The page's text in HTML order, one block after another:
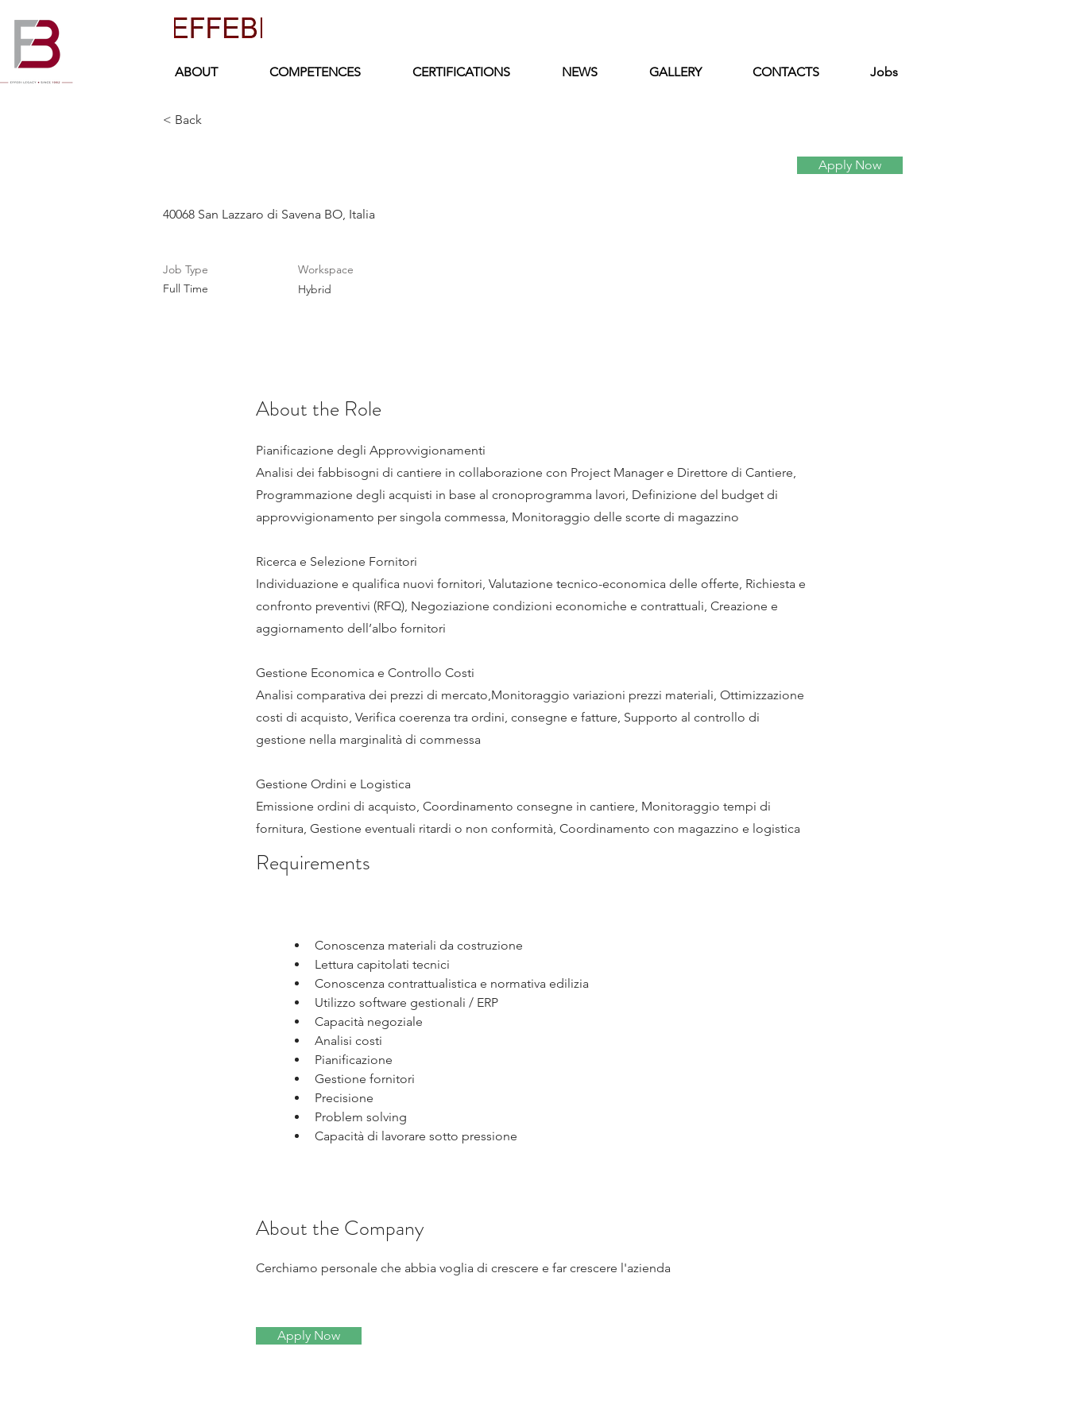
ABOUT COMPETENCES CERTIFICATIONS NEWS GALLERY CONTACTS Jobs
< Back
Apply Now
40068 San Lazzaro di Savena BO, Italia
Job Type
Full Time
Workspace
Hybrid
About the Role
Pianificazione degli Approvvigionamenti
Analisi dei fabbisogni di cantiere in collaborazione con Project Manager e Direttore di Cantiere,
Programmazione degli acquisti in base al cronoprogramma lavori, Definizione del budget di
approvvigionamento per singola commessa, Monitoraggio delle scorte di magazzino
Ricerca e Selezione Fornitori
Individuazione e qualifica nuovi fornitori, Valutazione tecnico-economica delle offerte, Richiesta e
confronto preventivi (RFQ), Negoziazione condizioni economiche e contrattuali, Creazione e
aggiornamento dell’albo fornitori
Gestione Economica e Controllo Costi
Analisi comparativa dei prezzi di mercato,Monitoraggio variazioni prezzi materiali, Ottimizzazione
costi di acquisto, Verifica coerenza tra ordini, consegne e fatture, Supporto al controllo di
gestione nella marginalità di commessa
Gestione Ordini e Logistica
Emissione ordini di acquisto, Coordinamento consegne in cantiere, Monitoraggio tempi di
fornitura, Gestione eventuali ritardi o non conformità, Coordinamento con magazzino e logistica
Requirements
Conoscenza materiali da costruzione
Lettura capitolati tecnici
Conoscenza contrattualistica e normativa edilizia
Utilizzo software gestionali / ERP
Capacità negoziale
Analisi costi
Pianificazione
Gestione fornitori
Precisione
Problem solving
Capacità di lavorare sotto pressione
About the Company
Cerchiamo personale che abbia voglia di crescere e far crescere l'azienda
Apply Now